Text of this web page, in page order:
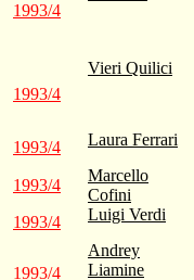
1993/4
1993/4
Vieri Quilici
1993/4 Laura Ferrari
1993/4
Marcello
Cofini
1993/4 Luigi Verdi
1993/4
Andrey
Liamine